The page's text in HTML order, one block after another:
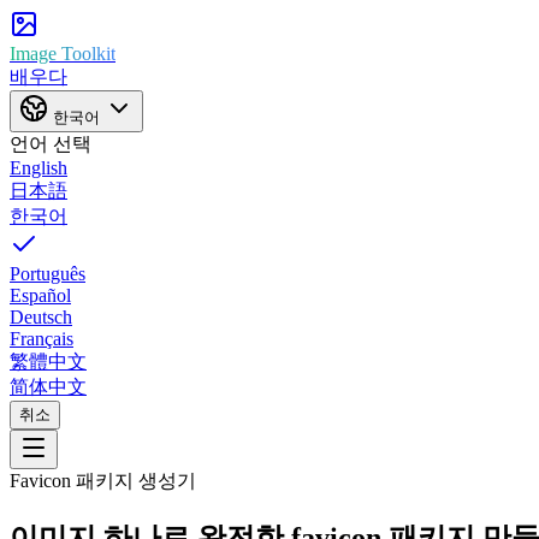
Image Toolkit
배우다
한국어
언어 선택
English
日本語
한국어
Português
Español
Deutsch
Français
繁體中文
简体中文
취소
Favicon 패키지 생성기